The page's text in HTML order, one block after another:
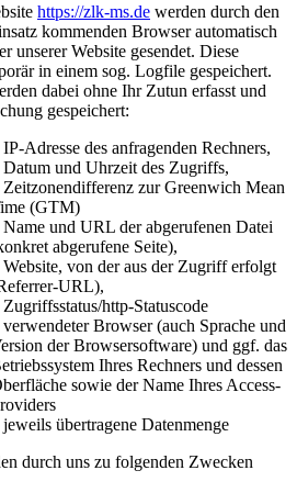
https://zlk-ms.de werden durch den
kommenden Browser automatisch
unserer Website gesendet. Diese
in einem sog. Logfile gespeichert.
dabei ohne Ihr Zutun erfasst und
gespeichert:
Adresse des anfragenden Rechners,
Datum und Uhrzeit des Zugriffs,
Zeitzonendifferenz zur Greenwich Mean
(GTM)
Name und URL der abgerufenen Datei
abgerufene Seite),
Website, von der aus der Zugriff erfolgt
URL),
Zugriffsstatus/http-Statuscode
verwendeter Browser (auch Sprache und
der Browsersoftware) und ggf. das
Ihres Rechners und dessen
sowie der Name Ihres Access-
jeweils übertragene Datenmenge
durch uns zu folgenden Zwecken